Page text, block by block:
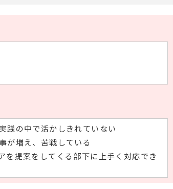
践の中で活かしきれていない
が増え、苦戦している
を提案をしてくる部下に上手く対応でき
こと～Excelの面倒な繰り返し